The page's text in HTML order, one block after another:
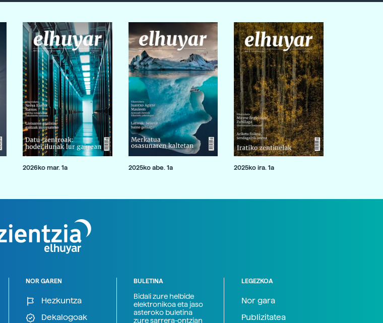
2026ko mar. 1a 2025ko abe. 1a 2025ko ira. 1a
NOR GAREN
Hezkuntza
Dekalogoak
BULETINA
Bidali zure helbide
elektronikoa eta jaso
asteroko buletina
zure sarrera-ontzian
LEGEZKOA
Nor gara
Publizitatea